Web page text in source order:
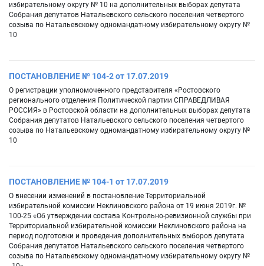
избирательному округу № 10 на дополнительных выборах депутата
Собрания депутатов Натальевского сельского поселения четвертого
созыва по Натальевскому одномандатному избирательному округу №
10
ПОСТАНОВЛЕНИЕ № 104-2 от 17.07.2019
О регистрации уполномоченного представителя «Ростовского
регионального отделения Политической партии СПРАВЕДЛИВАЯ
РОССИЯ» в Ростовской области на дополнительных выборах депутата
Собрания депутатов Натальевского сельского поселения четвертого
созыва по Натальевскому одномандатному избирательному округу №
10
ПОСТАНОВЛЕНИЕ № 104-1 от 17.07.2019
О внесении изменений в постановление Территориальной
избирательной комиссии Неклиновского района от 19 июня 2019г. №
100-25 «Об утверждении состава Контрольно-ревизионной службы при
Территориальной избирательной комиссии Неклиновского района на
период подготовки и проведения дополнительных выборов депутата
Собрания депутатов Натальевского сельского поселения четвертого
созыва по Натальевскому одномандатному избирательному округу №